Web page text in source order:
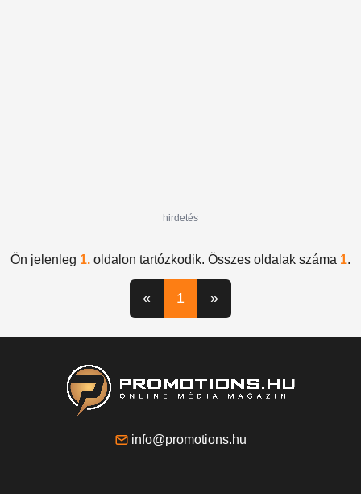
hirdetés
Ön jelenleg 1. oldalon tartózkodik. Összes oldalak száma 1.
« 1 »
info@promotions.hu